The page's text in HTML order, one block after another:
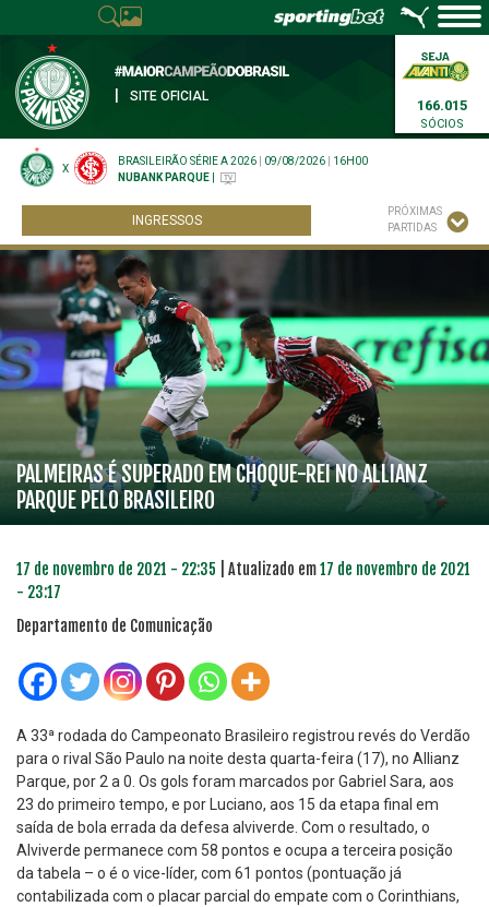
SITE OFICIAL
166.015
SÓCIOS
X
BRASILEIRÃO SÉRIE A 2026 09/08/2026
16H00
NUBANK PARQUE
INGRESSOS
PRÓXIMAS
PARTIDAS
PALMEIRAS É SUPERADO EM CHOQUE-REI NO ALLIANZ
PARQUE PELO BRASILEIRO
17 de novembro de 2021 - 22:35 | Atualizado em17 de novembro de 2021
- 23:17
Departamento de Comunicação
A 33ª rodada do Campeonato Brasileiro registrou revés do Verdão
para o rival São Paulo na noite desta quarta-feira (17), no Allianz
Parque, por 2 a 0. Os gols foram marcados por Gabriel Sara, aos
23 do primeiro tempo, e por Luciano, aos 15 da etapa final em
saída de bola errada da defesa alviverde. Com o resultado, o
Alviverde permanece com 58 pontos e ocupa a terceira posição
da tabela – o é o vice-líder, com 61 pontos (pontuação já
contabilizada com o placar parcial do empate com o Corinthians,